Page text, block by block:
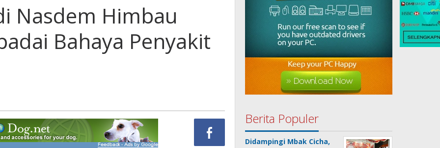
Nasdem Himbau
Bahaya Penyakit
Berita Populer
Didampingi Mbak Cicha,